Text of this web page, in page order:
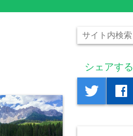
シェアする
twitter facebook